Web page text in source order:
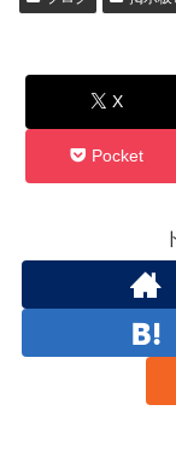
X
Pocket